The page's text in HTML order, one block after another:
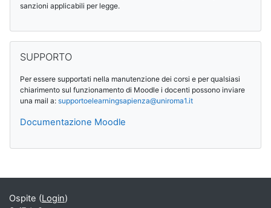
sanzioni applicabili per legge.
SUPPORTO
Per essere supportati nella manutenzione dei corsi e per qualsiasi
chiarimento sul funzionamento di Moodle i docenti possono inviare
una mail a: supportoelearningsapienza@uniroma1.it
Documentazione Moodle
Blocchi supplementari
Ospite (Login)